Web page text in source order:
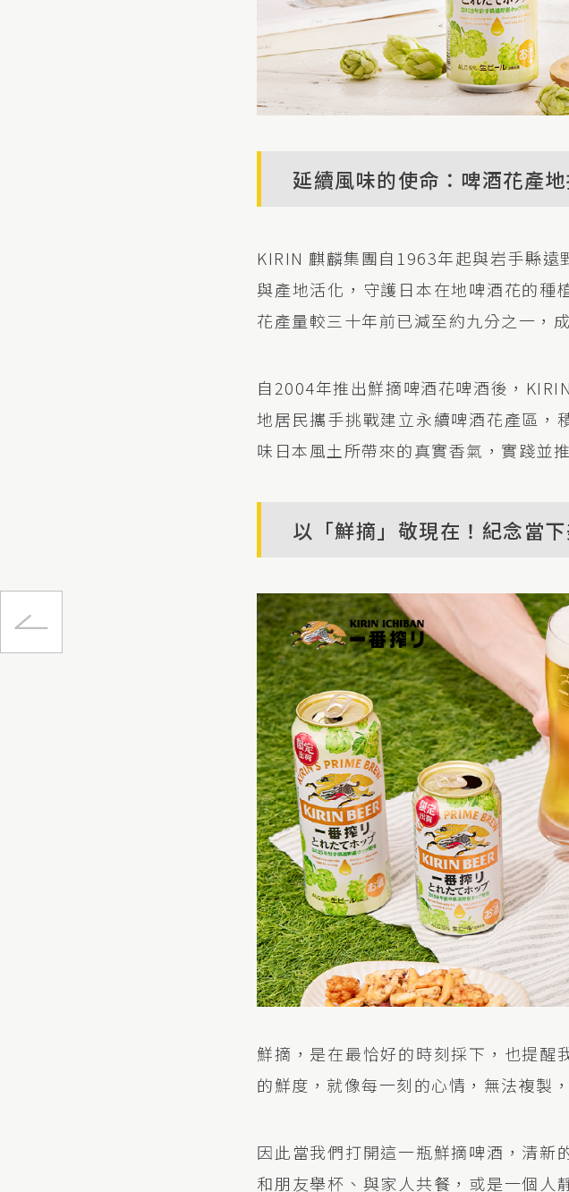
延續風味的使命：啤酒花產
KIRIN 麒麟集團自1963年起與岩手縣
與產地活化，守護日本在地啤酒花的種
花產量較三十年前已減至約九分之一，
自2004年推出鮮摘啤酒花啤酒後，
地居民攜手挑戰建立永續啤酒花產區，
味日本風土所帶來的真實香氣，實踐並
以「鮮摘」敬現在！紀念當
鮮摘，是在最恰好的時刻採下，也提醒
的鮮度，就像每一刻的心情，無法複製
因此當我們打開這一瓶鮮摘啤酒，清新
和朋友舉杯、與家人共餐，或是一個人
美